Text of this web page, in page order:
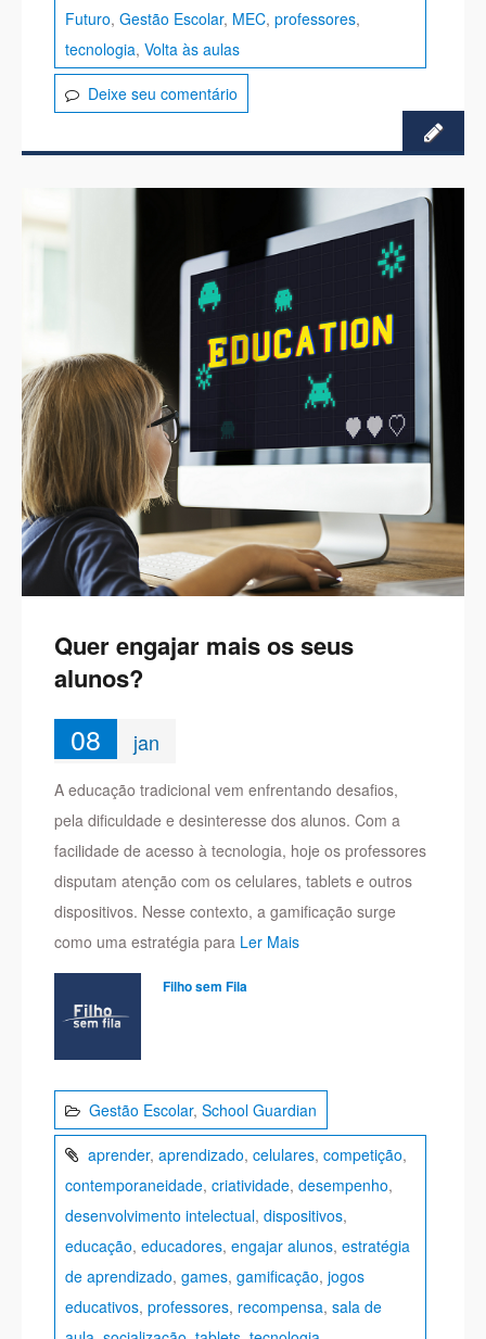
Futuro,Gestão Escolar, MEC,professores,
tecnologia,Volta às aulas
Deixe seu comentário
Quer engajar mais os seus
alunos?
08 jan
A educação tradicional vem enfrentando desafios,
pela dificuldade e desinteresse dos alunos. Com a
facilidade de acesso à tecnologia, hoje os professores
disputam atenção com os celulares, tablets e outros
dispositivos. Nesse contexto, a gamificação surge
como uma estratégia para Ler Mais
Filho sem Fila
Gestão Escolar,School Guardian
aprender,aprendizado,celulares,competição,
contemporaneidade,criatividade,desempenho,
desenvolvimento intelectual,dispositivos,
educação,educadores,engajar alunos,estratégia
de aprendizado,games,gamificação,jogos
educativos,professores, recompensa,sala de